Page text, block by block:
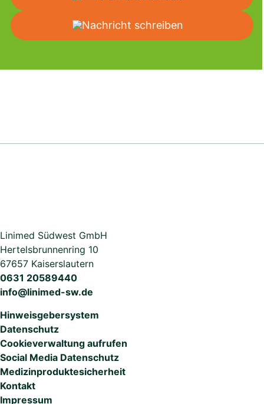
Nachricht schreiben
Linimed Südwest GmbH
Hertelsbrunnenring 10
67657 Kaiserslautern
0631 20589440
info@linimed-sw.de
Hinweisgebersystem
Datenschutz
Cookieverwaltung aufrufen
Social Media Datenschutz
Medizinproduktesicherheit
Kontakt
Impressum